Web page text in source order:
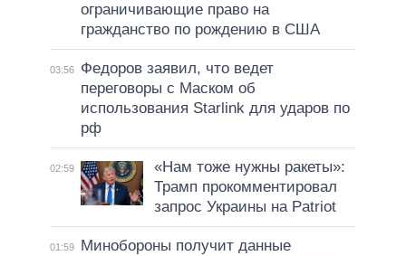
ограничивающие право на
гражданство по рождению в США
03:56
Федоров заявил, что ведет
переговоры с Маском об
использования Starlink для ударов по
рф
02:59
«Нам тоже нужны ракеты»:
Трамп прокомментировал
запрос Украины на Patriot
01:59
Минобороны получит данные